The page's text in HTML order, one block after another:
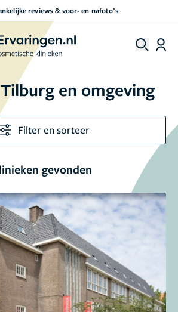
Direct een afspraak maken
en omgeving
Filter en sorteer
gevonden